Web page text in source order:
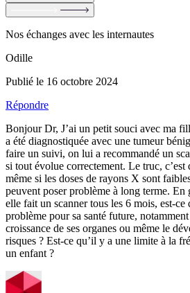
Nos échanges avec les internautes
Odille
Publié le 16 octobre 2024
Répondre
Bonjour Dr, J’ai un petit souci avec ma
a été diagnostiquée avec une tumeur
faire un suivi, on lui a recommandé un
si tout évolue correctement. Le truc, c’est
même si les doses de rayons X sont
peuvent poser problème à long terme. En
elle fait un scanner tous les 6 mois, est-ce
problème pour sa santé future,
croissance de ses organes ou même le
risques ? Est-ce qu’il y a une limite à la
un enfant ?